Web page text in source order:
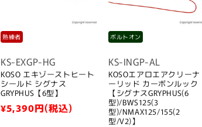
熟練者
KS-EXGP-HG
KOSO エキゾーストヒート
シールド シグナス
GRYPHUS【6型】
通
¥5,390円(税込)
ボルトオン
KS-INGP-AL
KOSOエアロエアクリーナ
ーリッド カーボンルック
【シグナスGRYPHUS(6
型)/BWS125(3
型)/NMAX125/155(2
型/V2)】